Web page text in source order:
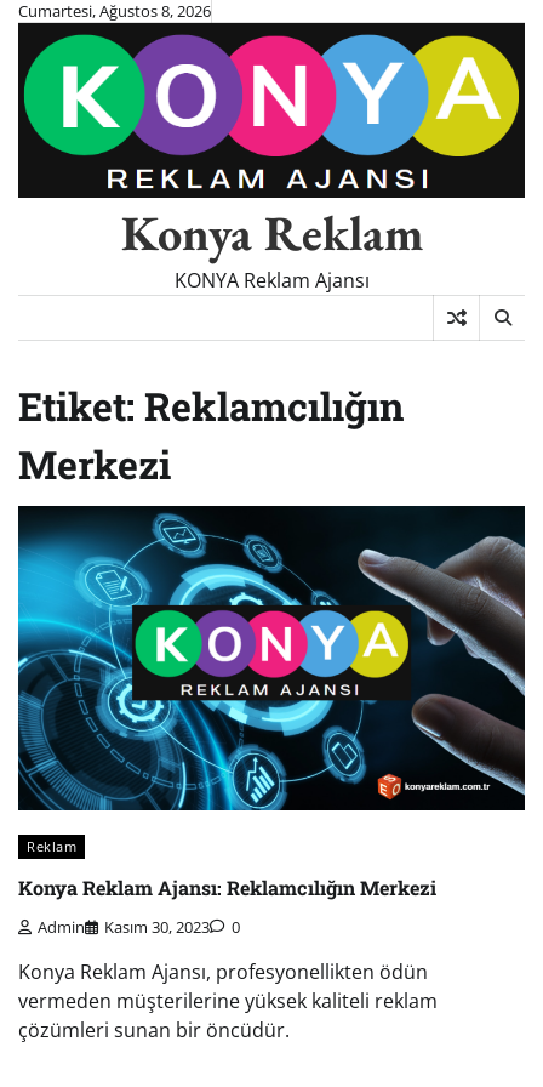
Skip
content
Cumartesi, Ağustos 8, 2026
Konya Reklam
KONYA Reklam Ajansı
Etiket: Reklamcılığın
Merkezi
Reklam
Konya Reklam Ajansı: Reklamcılığın Merkezi
Admin Kasım 30, 2023 0
Konya Reklam Ajansı, profesyonellikten ödün
vermeden müşterilerine yüksek kaliteli reklam
çözümleri sunan bir öncüdür.